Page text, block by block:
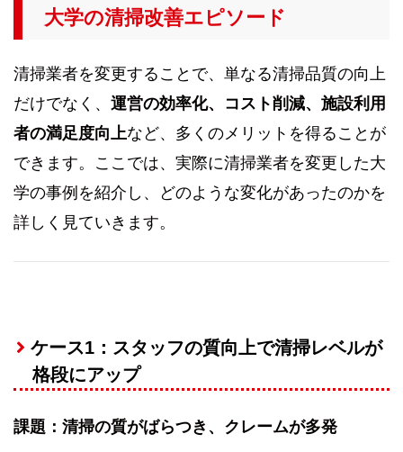
大学の清掃改善エピソード
清掃業者を変更することで、単なる清掃品質の向上
だけでなく、 運営の効率化、コスト削減、施設利用
者の満足度向上など、多くのメリットを得ることが
できます。ここでは、実際に清掃業者を変更した大
学の事例を紹介し、どのような変化があったのかを
詳しく見ていきます。
ケース1：スタッフの質向上で清掃レベルが
格段にアップ
課題：清掃の質がばらつき、クレームが多発